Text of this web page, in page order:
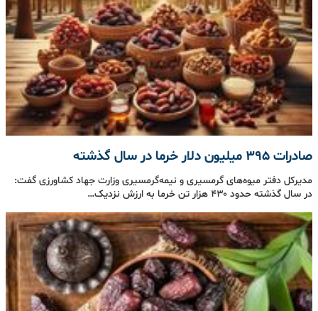
صادرات ۳۹۵ میلیون دلار خرما در سال گذشته
مدیرکل دفتر میوه‌های گرمسیری و نیمه‌گرمسیری وزارت جهاد کشاورزی گفت:
در سال گذشته حدود ۴۳۰ هزار تن خرما به ارزش نزدیک…